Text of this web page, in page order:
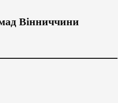
Вінниччини